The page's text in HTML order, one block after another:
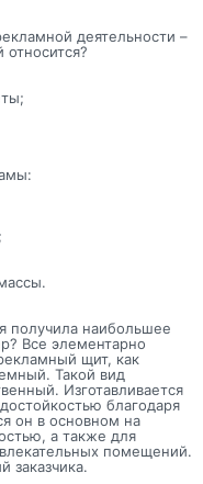
деятельности –
получила наибольшее
Все элементарно
щит, как
Такой вид
Изготавливается
благодаря
он в основном на
а также для
помещений.
заказчика.